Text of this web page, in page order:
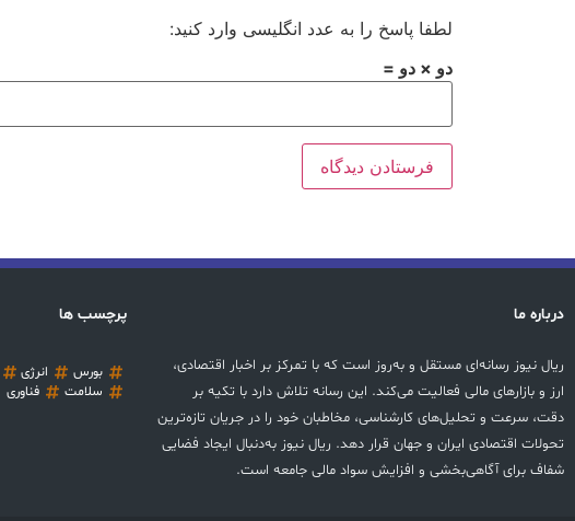
لطفا پاسخ را به عدد انگلیسی وارد کنید:
دو × دو =
درباره ما
ریال نیوز رسانه‌ای مستقل و به‌روز است که با تمرکز بر اخبار اقتصادی،
ارز و بازارهای مالی فعالیت می‌کند. این رسانه تلاش دارد با تکیه بر
دقت، سرعت و تحلیل‌های کارشناسی، مخاطبان خود را در جریان تازه‌ترین
تحولات اقتصادی ایران و جهان قرار دهد. ریال نیوز به‌دنبال ایجاد فضایی
شفاف برای آگاهی‌بخشی و افزایش سواد مالی جامعه است.
پرچسب ها
بورس انرژی
سلامت
فناوری